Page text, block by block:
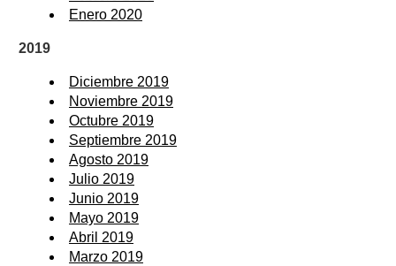
Enero 2020
2019
Diciembre 2019
Noviembre 2019
Octubre 2019
Septiembre 2019
Agosto 2019
Julio 2019
Junio 2019
Mayo 2019
Abril 2019
Marzo 2019